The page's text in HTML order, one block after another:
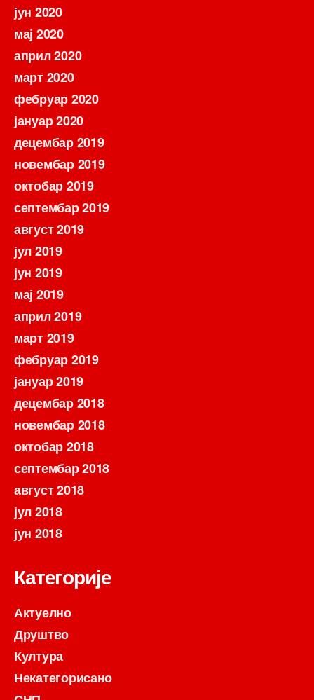
јун 2020
мај 2020
април 2020
март 2020
фебруар 2020
јануар 2020
децембар 2019
новембар 2019
октобар 2019
септембар 2019
август 2019
јул 2019
јун 2019
мај 2019
април 2019
март 2019
фебруар 2019
јануар 2019
децембар 2018
новембар 2018
октобар 2018
септембар 2018
август 2018
јул 2018
јун 2018
Категорије
Актуелно
Друштво
Култура
Некатегорисано